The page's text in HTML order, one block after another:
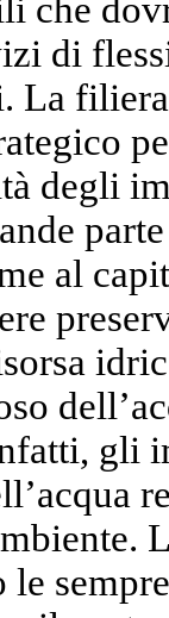
che
di
La
degli
al
gli
le